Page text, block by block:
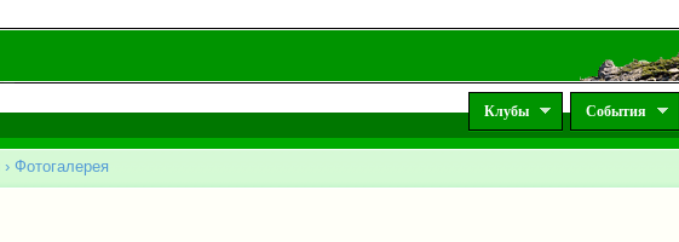
Клубы События
› Фотогалерея